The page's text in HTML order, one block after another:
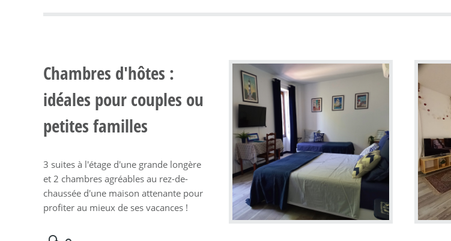
Chambres d'hôtes :
idéales pour couples ou
petites familles
3 suites à l'étage d'une grande longère
et 2 chambres agréables au rez-de-
chaussée d'une maison attenante pour
profiter au mieux de ses vacances !